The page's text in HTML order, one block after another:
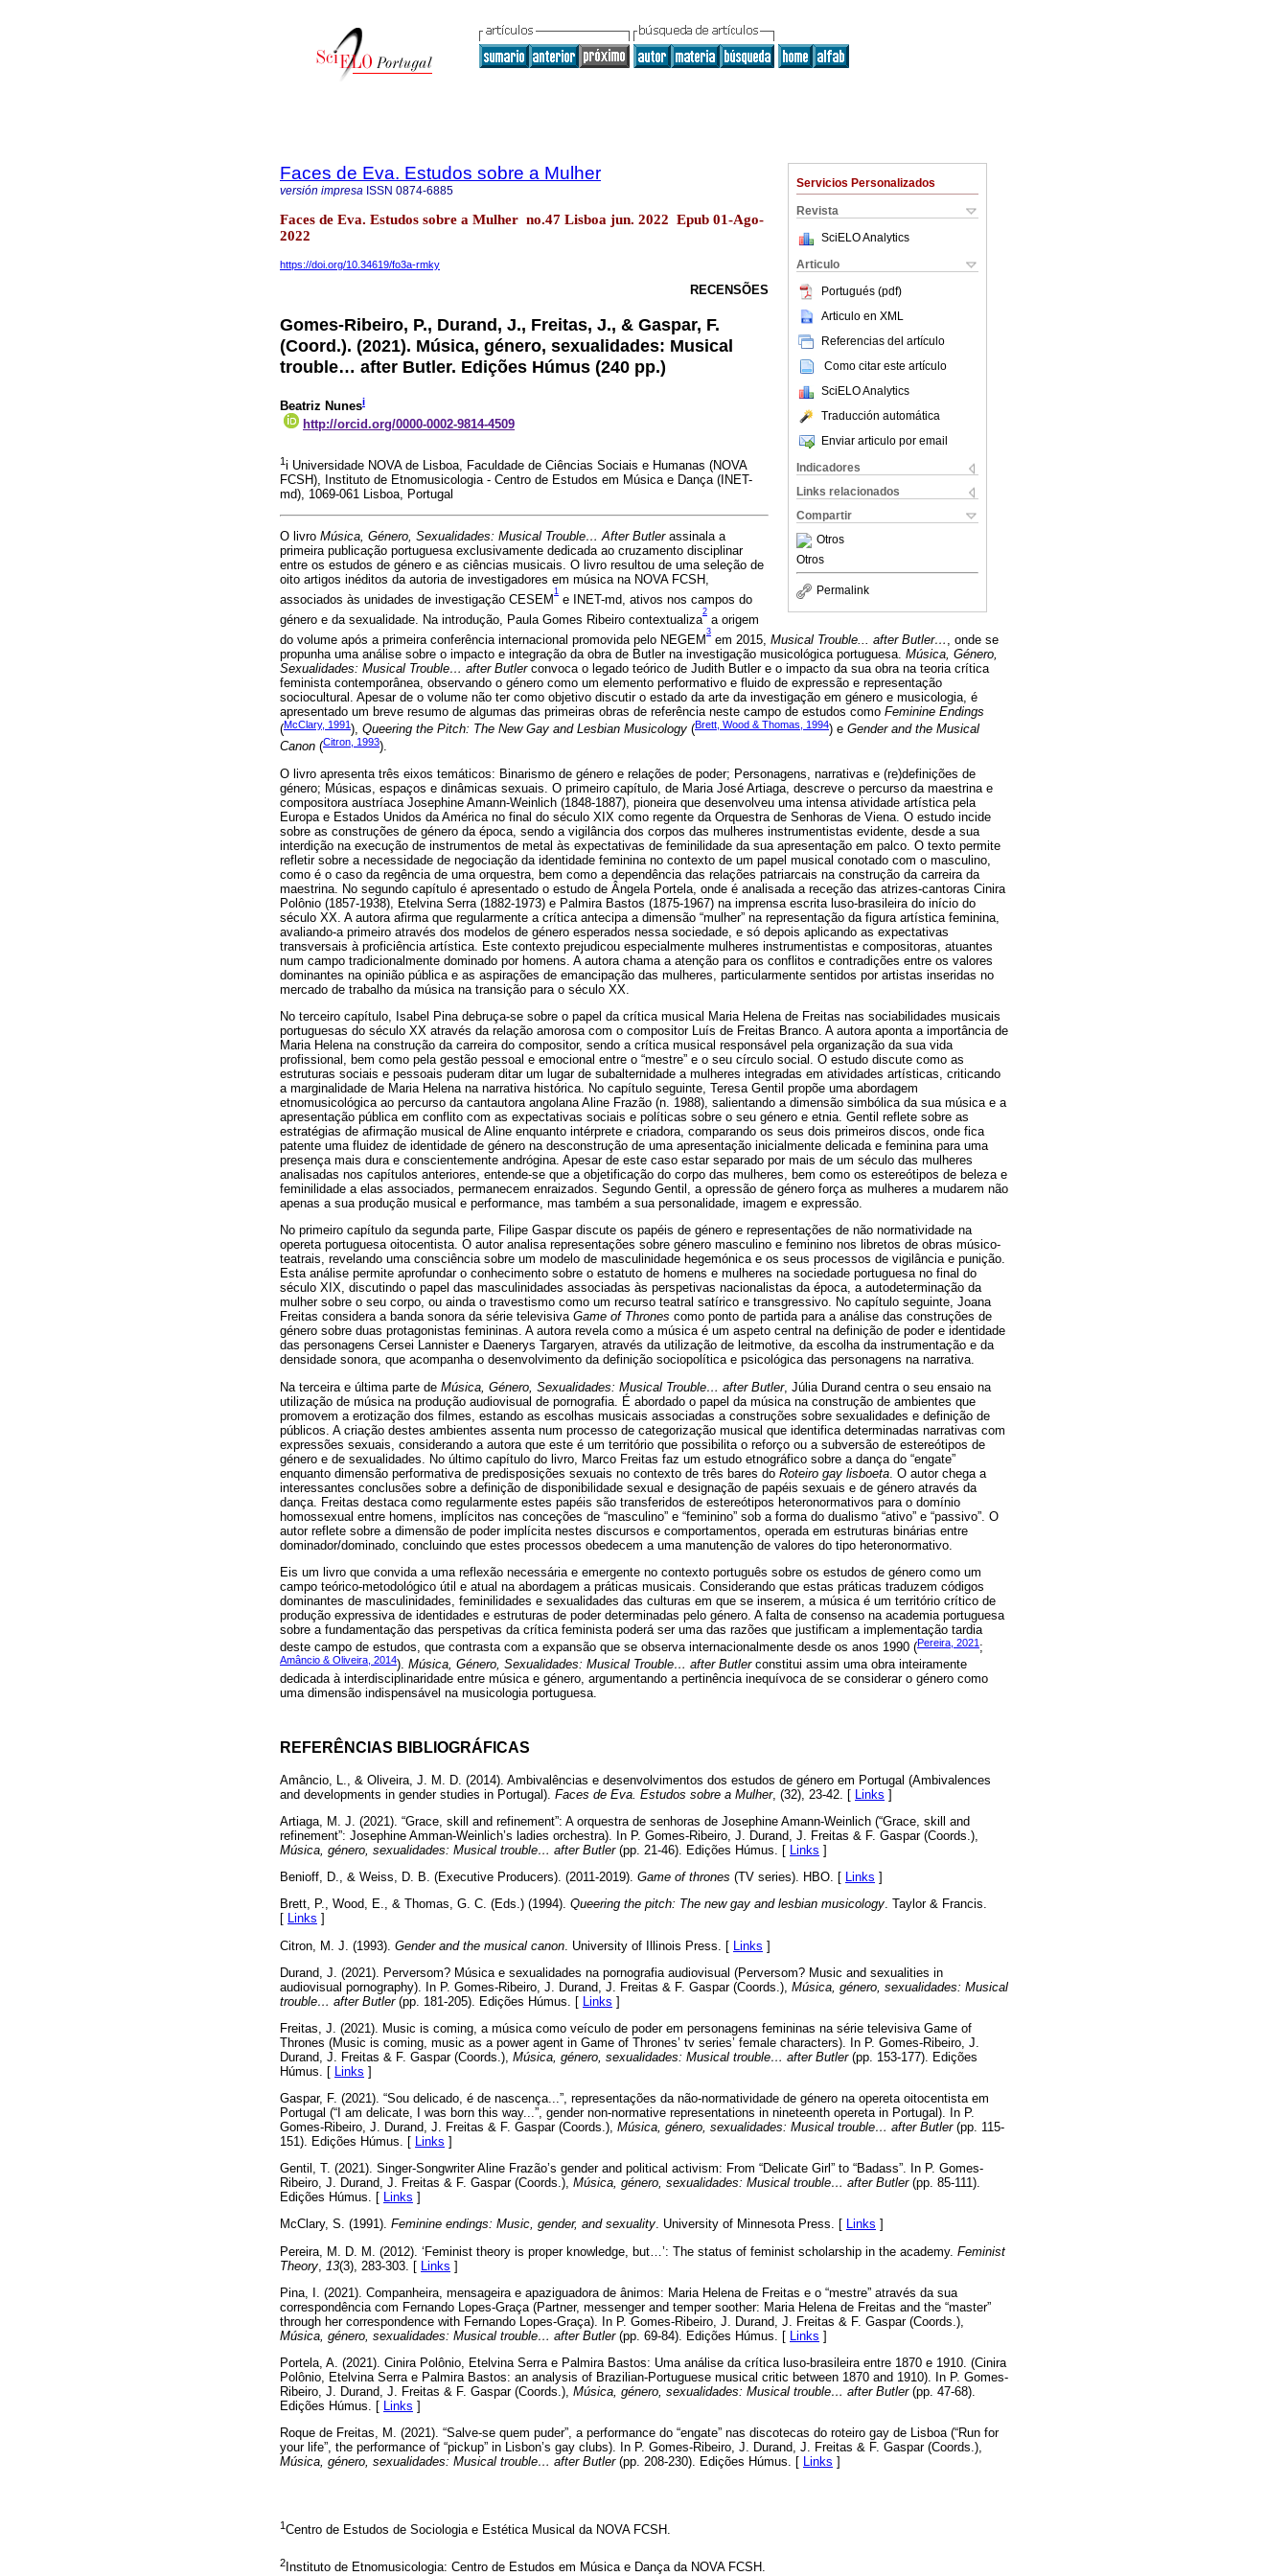
Servicios Personalizados
Revista
SciELO Analytics
Articulo
Portugués (pdf)
Articulo en XML
Referencias del artículo
Como citar este artículo
SciELO Analytics
Traducción automática
Enviar articulo por email
Indicadores
Links relacionados
Compartir
Otros
Otros
Permalink
Faces de Eva. Estudos sobre a Mulher
versión impresa ISSN 0874-6885
Faces de Eva. Estudos sobre a Mulher no.47 Lisboa jun. 2022 Epub 01-Ago-
2022
https://doi.org/10.34619/fo3a-rmky
RECENSÕES
Gomes-Ribeiro, P., Durand, J., Freitas, J., & Gaspar, F.
(Coord.). (2021). Música, género, sexualidades: Musical
trouble… after Butler. Edições Húmus (240 pp.)
Beatriz Nunesi
http://orcid.org/0000-0002-9814-4509
1i Universidade NOVA de Lisboa, Faculdade de Ciências Sociais e Humanas (NOVA
FCSH), Instituto de Etnomusicologia - Centro de Estudos em Música e Dança (INET-
md), 1069-061 Lisboa, Portugal
O livro Música, Género, Sexualidades: Musical Trouble… After Butlerassinala a
primeira publicação portuguesa exclusivamente dedicada ao cruzamento disciplinar
entre os estudos de género e as ciências musicais. O livro resultou de uma seleção de
oito artigos inéditos da autoria de investigadores em música na NOVA FCSH,
associados às unidades de investigação CESEM
1
e INET-md, ativos nos campos do
género e da sexualidade. Na introdução, Paula Gomes Ribeiro contextualiza
2
a origem
do volume após a primeira conferência internacional promovida pelo NEGEM
3
em 2015, Musical Trouble... after Butler…
, onde se
propunha uma análise sobre o impacto e integração da obra de Butler na investigação musicológica portuguesa. Música, Género,
Sexualidades: Musical Trouble… after Butlerconvoca o legado teórico de Judith Butler e o impacto da sua obra na teoria crítica
feminista contemporânea, observando o género como um elemento performativo e fluido de expressão e representação
sociocultural. Apesar de o volume não ter como objetivo discutir o estado da arte da investigação em género e musicologia, é
apresentado um breve resumo de algumas das primeiras obras de referência neste campo de estudos como Feminine Endings
(McClary, 1991), Queering the Pitch: The New Gay and Lesbian Musicology (Brett, Wood & Thomas, 1994) e Gender and the Musical
Canon (Citron, 1993).
O livro apresenta três eixos temáticos: Binarismo de género e relações de poder; Personagens, narrativas e (re)definições de
género; Músicas, espaços e dinâmicas sexuais. O primeiro capítulo, de Maria José Artiaga, descreve o percurso da maestrina e
compositora austríaca Josephine Amann-Weinlich (1848-1887), pioneira que desenvolveu uma intensa atividade artística pela
Europa e Estados Unidos da América no final do século XIX como regente da Orquestra de Senhoras de Viena. O estudo incide
sobre as construções de género da época, sendo a vigilância dos corpos das mulheres instrumentistas evidente, desde a sua
interdição na execução de instrumentos de metal às expectativas de feminilidade da sua apresentação em palco. O texto permite
refletir sobre a necessidade de negociação da identidade feminina no contexto de um papel musical conotado com o masculino,
como é o caso da regência de uma orquestra, bem como a dependência das relações patriarcais na construção da carreira da
maestrina. No segundo capítulo é apresentado o estudo de Ângela Portela, onde é analisada a receção das atrizes-cantoras Cinira
Polônio (1857-1938), Etelvina Serra (1882-1973) e Palmira Bastos (1875-1967) na imprensa escrita luso-brasileira do início do
século XX. A autora afirma que regularmente a crítica antecipa a dimensão “mulher” na representação da figura artística feminina,
avaliando-a primeiro através dos modelos de género esperados nessa sociedade, e só depois aplicando as expectativas
transversais à proficiência artística. Este contexto prejudicou especialmente mulheres instrumentistas e compositoras, atuantes
num campo tradicionalmente dominado por homens. A autora chama a atenção para os conflitos e contradições entre os valores
dominantes na opinião pública e as aspirações de emancipação das mulheres, particularmente sentidos por artistas inseridas no
mercado de trabalho da música na transição para o século XX.
No terceiro capítulo, Isabel Pina debruça-se sobre o papel da crítica musical Maria Helena de Freitas nas sociabilidades musicais
portuguesas do século XX através da relação amorosa com o compositor Luís de Freitas Branco. A autora aponta a importância de
Maria Helena na construção da carreira do compositor, sendo a crítica musical responsável pela organização da sua vida
profissional, bem como pela gestão pessoal e emocional entre o “mestre” e o seu círculo social. O estudo discute como as
estruturas sociais e pessoais puderam ditar um lugar de subalternidade a mulheres integradas em atividades artísticas, criticando
a marginalidade de Maria Helena na narrativa histórica. No capítulo seguinte, Teresa Gentil propõe uma abordagem
etnomusicológica ao percurso da cantautora angolana Aline Frazão (n. 1988), salientando a dimensão simbólica da sua música e a
apresentação pública em conflito com as expectativas sociais e políticas sobre o seu género e etnia. Gentil reflete sobre as
estratégias de afirmação musical de Aline enquanto intérprete e criadora, comparando os seus dois primeiros discos, onde fica
patente uma fluidez de identidade de género na desconstrução de uma apresentação inicialmente delicada e feminina para uma
presença mais dura e conscientemente andrógina. Apesar de este caso estar separado por mais de um século das mulheres
analisadas nos capítulos anteriores, entende-se que a objetificação do corpo das mulheres, bem como os estereótipos de beleza e
feminilidade a elas associados, permanecem enraizados. Segundo Gentil, a opressão de género força as mulheres a mudarem não
apenas a sua produção musical e performance, mas também a sua personalidade, imagem e expressão.
No primeiro capítulo da segunda parte, Filipe Gaspar discute os papéis de género e representações de não normatividade na
opereta portuguesa oitocentista. O autor analisa representações sobre género masculino e feminino nos libretos de obras músico-
teatrais, revelando uma consciência sobre um modelo de masculinidade hegemónica e os seus processos de vigilância e punição.
Esta análise permite aprofundar o conhecimento sobre o estatuto de homens e mulheres na sociedade portuguesa no final do
século XIX, discutindo o papel das masculinidades associadas às perspetivas nacionalistas da época, a autodeterminação da
mulher sobre o seu corpo, ou ainda o travestismo como um recurso teatral satírico e transgressivo. No capítulo seguinte, Joana
Freitas considera a banda sonora da série televisiva Game of Thrones como ponto de partida para a análise das construções de
género sobre duas protagonistas femininas. A autora revela como a música é um aspeto central na definição de poder e identidade
das personagens Cersei Lannister e Daenerys Targaryen, através da utilização de leitmotive, da escolha da instrumentação e da
densidade sonora, que acompanha o desenvolvimento da definição sociopolítica e psicológica das personagens na narrativa.
Na terceira e última parte de Música, Género, Sexualidades: Musical Trouble… after Butler, Júlia Durand centra o seu ensaio na
utilização de música na produção audiovisual de pornografia. É abordado o papel da música na construção de ambientes que
promovem a erotização dos filmes, estando as escolhas musicais associadas a construções sobre sexualidades e definição de
públicos. A criação destes ambientes assenta num processo de categorização musical que identifica determinadas narrativas com
expressões sexuais, considerando a autora que este é um território que possibilita o reforço ou a subversão de estereótipos de
género e de sexualidades. No último capítulo do livro, Marco Freitas faz um estudo etnográfico sobre a dança do “engate”
enquanto dimensão performativa de predisposições sexuais no contexto de três bares do Roteiro gay lisboeta . O autor chega a
interessantes conclusões sobre a definição de disponibilidade sexual e designação de papéis sexuais e de género através da
dança. Freitas destaca como regularmente estes papéis são transferidos de estereótipos heteronormativos para o domínio
homossexual entre homens, implícitos nas conceções de “masculino” e “feminino” sob a forma do dualismo “ativo” e “passivo”. O
autor reflete sobre a dimensão de poder implícita nestes discursos e comportamentos, operada em estruturas binárias entre
dominador/dominado, concluindo que estes processos obedecem a uma manutenção de valores do tipo heteronormativo.
Eis um livro que convida a uma reflexão necessária e emergente no contexto português sobre os estudos de género como um
campo teórico-metodológico útil e atual na abordagem a práticas musicais. Considerando que estas práticas traduzem códigos
dominantes de masculinidades, feminilidades e sexualidades das culturas em que se inserem, a música é um território crítico de
produção expressiva de identidades e estruturas de poder determinadas pelo género. A falta de consenso na academia portuguesa
sobre a fundamentação das perspetivas da crítica feminista poderá ser uma das razões que justificam a implementação tardia
deste campo de estudos, que contrasta com a expansão que se observa internacionalmente desde os anos 1990 (Pereira, 2021 ;
Amâncio & Oliveira, 2014). Música, Género, Sexualidades: Musical Trouble… after Butlerconstitui assim uma obra inteiramente
dedicada à interdisciplinaridade entre música e género, argumentando a pertinência inequívoca de se considerar o género como
uma dimensão indispensável na musicologia portuguesa.
REFERÊNCIAS BIBLIOGRÁFICAS
Amâncio, L., & Oliveira, J. M. D. (2014). Ambivalências e desenvolvimentos dos estudos de género em Portugal (Ambivalences
and developments in gender studies in Portugal). Faces de Eva. Estudos sobre a Mulher, (32), 23-42. [ Links ]
Artiaga, M. J. (2021). “Grace, skill and refinement”: A orquestra de senhoras de Josephine Amann-Weinlich (“Grace, skill and
refinement”: Josephine Amman-Weinlich’s ladies orchestra). In P. Gomes-Ribeiro, J. Durand, J. Freitas & F. Gaspar (Coords.),
Música, género, sexualidades: Musical trouble… after Butler(pp. 21-46). Edições Húmus. [ Links ]
Benioff, D., & Weiss, D. B. (Executive Producers). (2011-2019). Game of thrones (TV series). HBO. [ Links ]
Brett, P., Wood, E., & Thomas, G. C. (Eds.) (1994). Queering the pitch: The new gay and lesbian musicology. Taylor & Francis.
[ Links ]
Citron, M. J. (1993). Gender and the musical canon . University of Illinois Press. [ Links ]
Durand, J. (2021). Perversom? Música e sexualidades na pornografia audiovisual (Perversom? Music and sexualities in
audiovisual pornography). In P. Gomes-Ribeiro, J. Durand, J. Freitas & F. Gaspar (Coords.), Música, género, sexualidades: Musical
trouble… after Butler(pp. 181-205). Edições Húmus. [ Links ]
Freitas, J. (2021). Music is coming, a música como veículo de poder em personagens femininas na série televisiva Game of
Thrones (Music is coming, music as a power agent in Game of Thrones’ tv series’ female characters). In P. Gomes-Ribeiro, J.
Durand, J. Freitas & F. Gaspar (Coords.), Música, género, sexualidades: Musical trouble… after Butler(pp. 153-177). Edições
Húmus. [
Links ]
Gaspar, F. (2021). “Sou delicado, é de nascença...”, representações da não-normatividade de género na opereta oitocentista em
Portugal (“I am delicate, I was born this way...”, gender non-normative representations in nineteenth opereta in Portugal). In P.
Gomes-Ribeiro, J. Durand, J. Freitas & F. Gaspar (Coords.), Música, género, sexualidades: Musical trouble… after Butler(pp. 115-
151). Edições Húmus. [ Links ]
Gentil, T. (2021). Singer-Songwriter Aline Frazão’s gender and political activism: From “Delicate Girl” to “Badass”. In P. Gomes-
Ribeiro, J. Durand, J. Freitas & F. Gaspar (Coords.), Música, género, sexualidades: Musical trouble… after Butler(pp. 85-111).
Edições Húmus. [ Links ]
McClary, S. (1991). Feminine endings: Music, gender, and sexuality. University of Minnesota Press. [ Links ]
Pereira, M. D. M. (2012). ‘Feminist theory is proper knowledge, but…’: The status of feminist scholarship in the academy. Feminist
Theory
13(3), 283-303. [ Links ]
Pina, I. (2021). Companheira, mensageira e apaziguadora de ânimos: Maria Helena de Freitas e o “mestre” através da sua
correspondência com Fernando Lopes-Graça (Partner, messenger and temper soother: Maria Helena de Freitas and the “master”
through her correspondence with Fernando Lopes-Graça). In P. Gomes-Ribeiro, J. Durand, J. Freitas & F. Gaspar (Coords.),
Música, género, sexualidades: Musical trouble… after Butler(pp. 69-84). Edições Húmus. [ Links ]
Portela, A. (2021). Cinira Polônio, Etelvina Serra e Palmira Bastos: Uma análise da crítica luso-brasileira entre 1870 e 1910. (Cinira
Polônio, Etelvina Serra e Palmira Bastos: an analysis of Brazilian-Portuguese musical critic between 1870 and 1910). In P. Gomes-
Ribeiro, J. Durand, J. Freitas & F. Gaspar (Coords.), Música, género, sexualidades: Musical trouble… after Butler(pp. 47-68).
Edições Húmus. [ Links ]
Roque de Freitas, M. (2021). “Salve-se quem puder”, a performance do “engate” nas discotecas do roteiro gay de Lisboa (“Run for
your life”, the performance of “pickup” in Lisbon’s gay clubs). In P. Gomes-Ribeiro, J. Durand, J. Freitas & F. Gaspar (Coords.),
Música, género, sexualidades: Musical trouble… after Butler(pp. 208-230). Edições Húmus. [ Links ]
1Centro de Estudos de Sociologia e Estética Musical da NOVA FCSH.
2 Instituto de Etnomusicologia: Centro de Estudos em Música e Dança da NOVA FCSH.